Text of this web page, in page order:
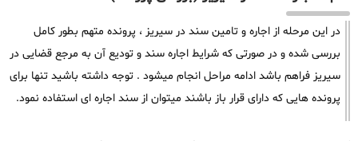
در این مرحله از اجاره و تامین سند در سیریز ، پرونده متهم بطور کامل
بررسی شده و در صورتی که شرایط اجاره سند و تودیع آن به مرجع قضایی در
سیریز فراهم باشد ادامه مراحل انجام میشود . توجه داشته باشید تنها برای
پرونده هایی که دارای قرار باز باشند میتوان از سند اجاره ای استفاده نمود.